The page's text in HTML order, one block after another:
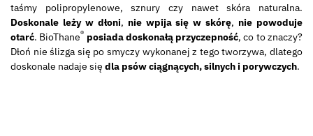
taśmy polipropylenowe, sznury czy nawet skóra naturalna.
Doskonale leży w dłoni, nie wpija się w skórę, nie powoduje
otarć. BioThane® posiada doskonałą przyczepność, co to znaczy?
Dłoń nie ślizga się po smyczy wykonanej z tego tworzywa, dlatego
doskonale nadaje się dla psów ciągnących, silnych i porywczych.